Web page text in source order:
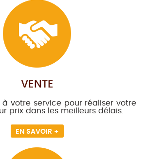
VENTE
à votre service pour réaliser votre
prix dans les meilleurs délais.
EN SAVOIR +